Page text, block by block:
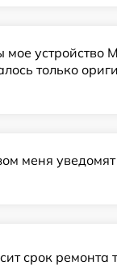
мое устройство
только
меня
срок ремонта